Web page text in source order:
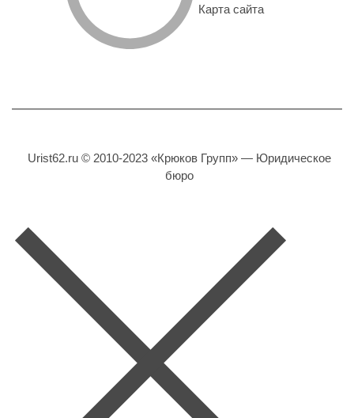
Карта сайта
Urist62.ru © 2010-2023 «Крюков Групп» — Юридическое
бюро